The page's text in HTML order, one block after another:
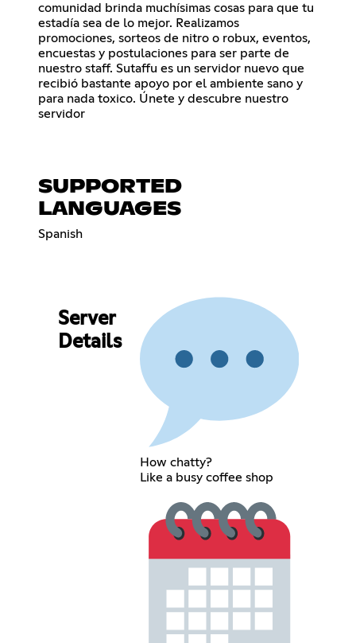
comunidad brinda muchísimas cosas para que tu
estadía sea de lo mejor. Realizamos
promociones, sorteos de nitro o robux, eventos,
encuestas y postulaciones para ser parte de
nuestro staff. Sutaffu es un servidor nuevo que
recibió bastante apoyo por el ambiente sano y
para nada toxico. Únete y descubre nuestro
servidor
SUPPORTED
LANGUAGES
Spanish
Server
Details
How chatty?
Like a busy coffee shop